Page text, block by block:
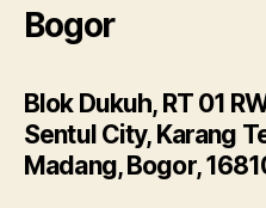
Bogor
Blok Dukuh, RT 01
Sentul City, Karang
Madang, Bogor,